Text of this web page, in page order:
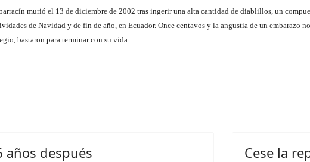
murió el 13 de diciembre de 2002 tras ingerir una alta cantidad de diablillos, un
de Navidad y de fin de año, en Ecuador. Once centavos y la angustia de un embarazo
bastaron para terminar con su vida.
años después Cese la